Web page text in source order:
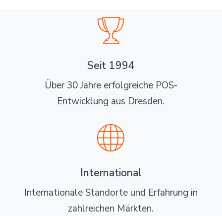
Seit 1994
Über 30 Jahre erfolgreiche POS-
Entwicklung aus Dresden.
International
Internationale Standorte und Erfahrung in
zahlreichen Märkten.